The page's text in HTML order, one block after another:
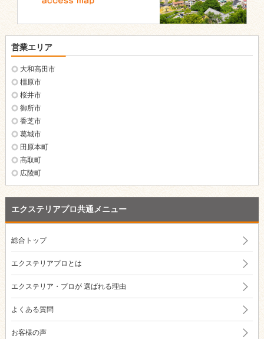
エクステリアプロ共通メニュー
総合トップ
エクステリアプロとは
エクステリア・プロが選ばれる理由
よくある質問
お客様の声
営業エリア
大和高田市
橿原市
桜井市
御所市
香芝市
葛城市
田原本町
高取町
広陵町